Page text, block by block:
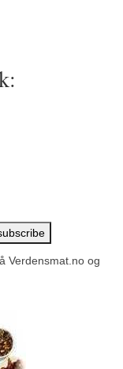
Verdensmat.no og